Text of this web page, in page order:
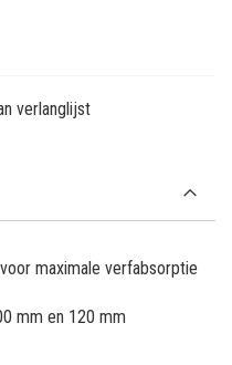
verlanglijst
maximale verfabsorptie
mm en 120 mm